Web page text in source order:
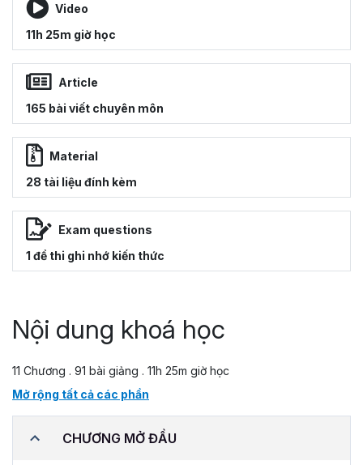
Video
11h 25m giờ học
Article
165 bài viết chuyên môn
Material
28 tài liệu đính kèm
Exam questions
1 đề thi ghi nhớ kiến thức
Nội dung khoá học
11 Chương . 91 bài giảng . 11h 25m giờ học
Mở rộng tất cả các phần
CHƯƠNG MỞ ĐẦU